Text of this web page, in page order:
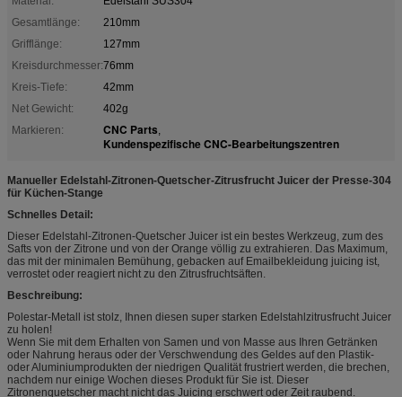
Gesamtlänge:
210mm
Grifflänge:
127mm
Kreisdurchmesser:76mm
Kreis-Tiefe:
42mm
Net Gewicht:
402g
Markieren:
CNC Parts,
Kundenspezifische CNC-Bearbeitungszentren
Manueller Edelstahl-Zitronen-Quetscher-Zitrusfrucht Juicer der Presse-304
für Küchen-Stange
Schnelles Detail:
Dieser Edelstahl-Zitronen-Quetscher Juicer ist ein bestes Werkzeug, zum des
Safts von der Zitrone und von der Orange völlig zu extrahieren. Das Maximum,
das mit der minimalen Bemühung, gebacken auf Emailbekleidung juicing ist,
verrostet oder reagiert nicht zu den Zitrusfruchtsäften.
Beschreibung:
Polestar-Metall ist stolz, Ihnen diesen super starken Edelstahlzitrusfrucht Juicer
zu holen!
Wenn Sie mit dem Erhalten von Samen und von Masse aus Ihren Getränken
oder Nahrung heraus oder der Verschwendung des Geldes auf den Plastik-
oder Aluminiumprodukten der niedrigen Qualität frustriert werden, die brechen,
nachdem nur einige Wochen dieses Produkt für Sie ist. Dieser
Zitronenquetscher macht nicht das Juicing erschwert oder Zeit raubend.